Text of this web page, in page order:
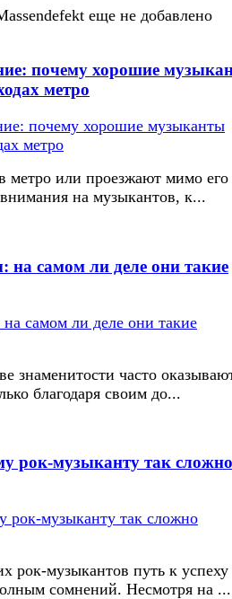
еще не добавлено
почему хорошие
метро
метро или проезжают мимо его
на музыкантов, к...
на самом ли деле они такие
знаменитости часто
благодаря своим до...
рок-музыканту так сложно
рок-музыкантов путь к успеху
сомнений. Несмотря на ...